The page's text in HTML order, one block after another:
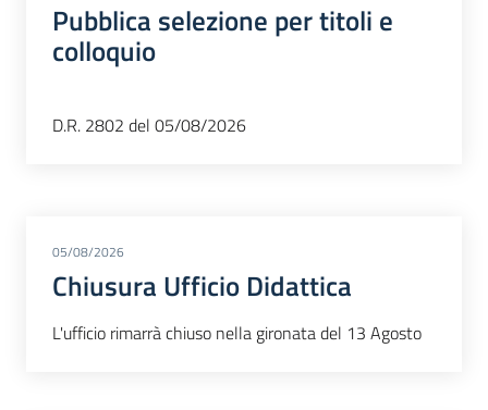
Pubblica selezione per titoli e
colloquio
D.R. 2802 del 05/08/2026
05/08/2026
Chiusura Ufficio Didattica
L'ufficio rimarrà chiuso nella gironata del 13 Agosto